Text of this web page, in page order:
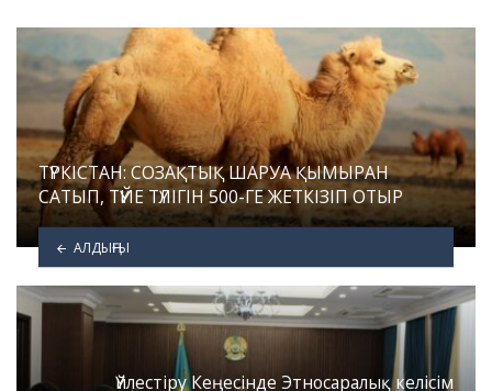
ТҮРКІСТАН: СОЗАҚТЫҚ ШАРУА ҚЫМЫРАН
САТЫП, ТҮЙЕ ТҮЛІГІН 500-ГЕ ЖЕТКІЗІП ОТЫР
АЛДЫҢҒЫ
Үйлестіру Кеңесінде Этносаралық келісім